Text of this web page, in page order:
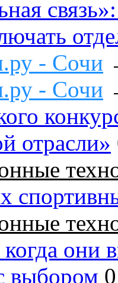
- Сочи
- Сочи
отрасли»
они
выбором 0